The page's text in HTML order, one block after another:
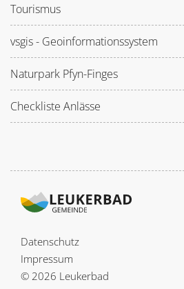
Tourismus
vsgis - Geoinformationssystem
Naturpark Pfyn-Finges
Checkliste Anlässe
Datenschutz
Impressum
© 2026 Leukerbad